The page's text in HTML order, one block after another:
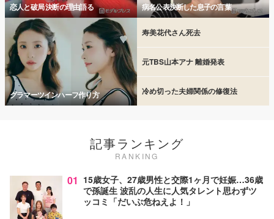
恋人と破局 決断の理由語る 病名公表決断した息子の言葉
グラマーツインハーフ作り方
寿美花代さん死去
元TBS山本アナ 離婚発表
冷め切った夫婦関係の修復法
記事ランキング
RANKING
01 15歳女子、27歳男性と交際1ヶ月で妊娠…36歳
で孫誕生 波乱の人生に人気タレント思わずツ
ッコミ「だいぶ危ねえよ！」